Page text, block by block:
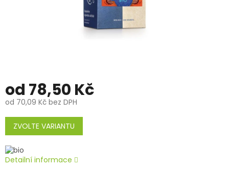
od 78,50 Kč
od 70,09 Kč bez DPH
Měrná
cena:
ZVOLTE VARIANTU
Detailní informace